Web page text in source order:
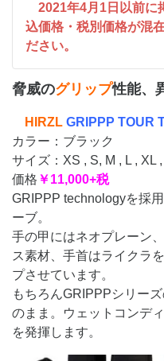
2021年4月1日以前に
込価格・税別価格が混
ださい。
脅威のグリップ性能、
HIRZL GRIPPP TOUR
カラー：ブラック
サイズ：XS , S, M , L , XL
価格 ￥11,000+税
GRIPPP technologyを採
ーブ。
手の甲にはネオプレーン
ス素材、手首はライクラ
プさせています。
もちろんGRIPPPシリー
のまま。ウェットコンデ
を発揮します。